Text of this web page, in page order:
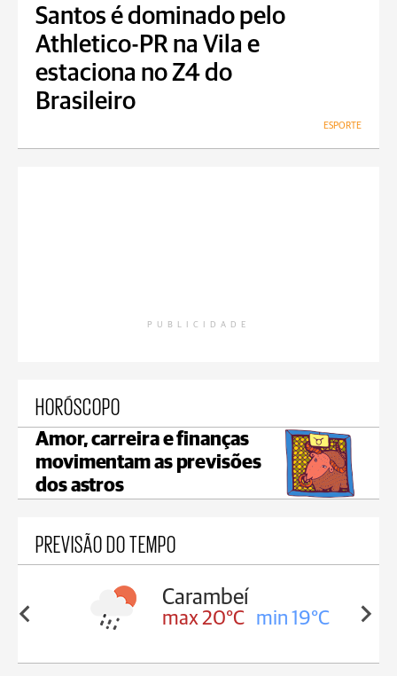
Santos é dominado pelo
Athletico-PR na Vila e
estaciona no Z4 do
Brasileiro
ESPORTE
PUBLICIDADE
HORÓSCOPO
Amor, carreira e finanças
movimentam as previsões
dos astros
PREVISÃO DO TEMPO
19°C
Carambeí
max 20°C min 19°C